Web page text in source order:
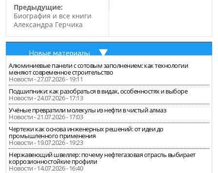
Предыдущие:
Биография и все книги
Александра Герчика
Новые материалы
Алюминиевые панели с сотовым заполнением: как технологии
меняют современное строительство
Новости - 27.07.2026 - 19:11
Подшипники: как разобраться в видах, особенностях и выборе
Новости - 24.07.2026 - 17:13
Учёные превратили молекулы из нефти в чистый алмаз
Новости - 21.07.2026 - 17:03
Чертежи как основа инженерных решений: от идеи до
промышленного применения
Новости - 19.07.2026 - 19:23
Нержавеющий швеллер: почему нефтегазовая отрасль выбирает
коррозионностойкие профили
Новости - 14.07.2026 - 16:40